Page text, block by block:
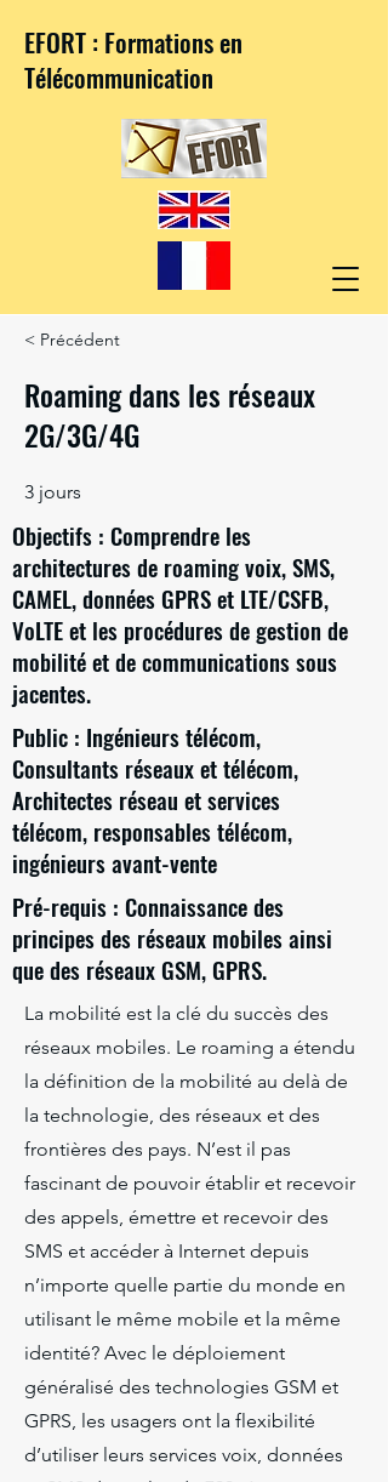
EFORT : Formations en
Télécommunication
< Précédent
Roaming dans les réseaux
2G/3G/4G
3 jours
Objectifs : Comprendre les
architectures de roaming voix, SMS,
CAMEL, données GPRS et LTE/CSFB,
VoLTE et les procédures de gestion de
mobilité et de communications sous
jacentes.
Public : Ingénieurs télécom,
Consultants réseaux et télécom,
Architectes réseau et services
télécom, responsables télécom,
ingénieurs avant-vente
Pré-requis : Connaissance des
principes des réseaux mobiles ainsi
que des réseaux GSM, GPRS.
La mobilité est la clé du succès des
réseaux mobiles. Le roaming a étendu
la définition de la mobilité au delà de
la technologie, des réseaux et des
frontières des pays. N’est il pas
fascinant de pouvoir établir et recevoir
des appels, émettre et recevoir des
SMS et accéder à Internet depuis
n’importe quelle partie du monde en
utilisant le même mobile et la même
identité? Avec le déploiement
généralisé des technologies GSM et
GPRS, les usagers ont la flexibilité
d’utiliser leurs services voix, données